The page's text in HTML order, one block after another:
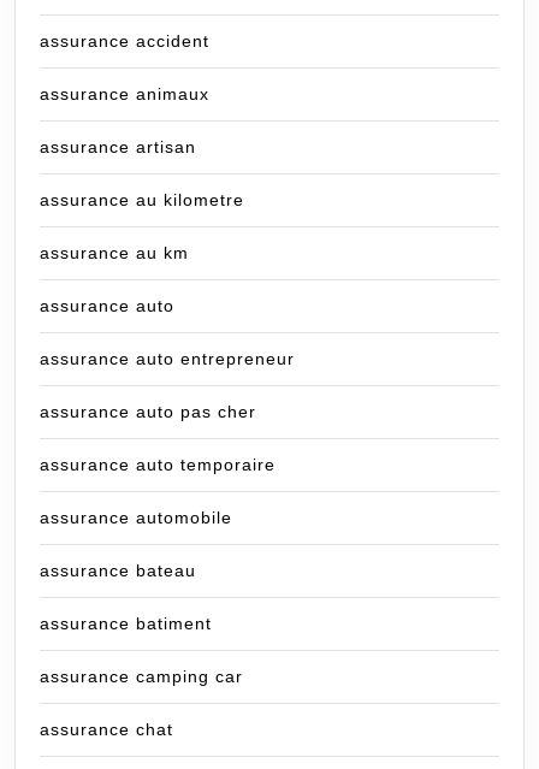
assurance accident
assurance animaux
assurance artisan
assurance au kilometre
assurance au km
assurance auto
assurance auto entrepreneur
assurance auto pas cher
assurance auto temporaire
assurance automobile
assurance bateau
assurance batiment
assurance camping car
assurance chat